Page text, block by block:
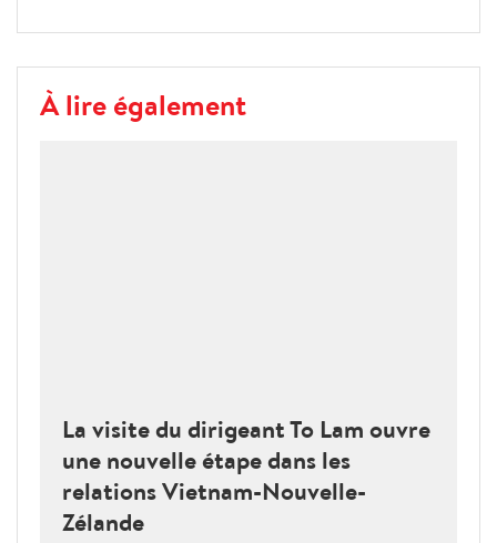
À lire également
La visite du dirigeant To Lam ouvre
une nouvelle étape dans les
relations Vietnam-Nouvelle-
Zélande